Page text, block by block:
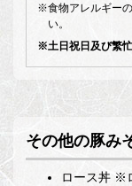
※食物アレルギー
い。
※土日祝日及び繁
その他の豚み
ロース丼 ※